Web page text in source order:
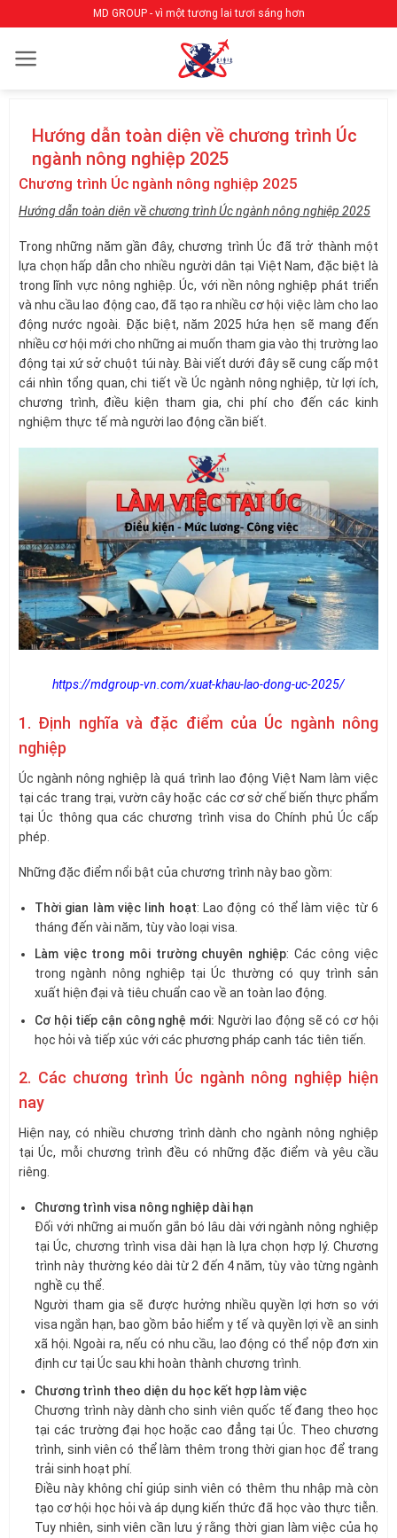
qua
nội
MD GROUP - vì một tương lai tươi sáng hơn
Hướng dẫn toàn diện về chương trình Úc
ngành nông nghiệp 2025
Chương trình Úc ngành nông nghiệp 2025
Hướng dẫn toàn diện về chương trình Úc ngành nông nghiệp 2025
Trong những năm gần đây, chương trình Úc đã trở thành một
lựa chọn hấp dẫn cho nhiều người dân tại Việt Nam, đặc biệt là
trong lĩnh vực nông nghiệp. Úc, với nền nông nghiệp phát triển
và nhu cầu lao động cao, đã tạo ra nhiều cơ hội việc làm cho lao
động nước ngoài. Đặc biệt, năm 2025 hứa hẹn sẽ mang đến
nhiều cơ hội mới cho những ai muốn tham gia vào thị trường lao
động tại xứ sở chuột túi này. Bài viết dưới đây sẽ cung cấp một
cái nhìn tổng quan, chi tiết về Úc ngành nông nghiệp, từ lợi ích,
chương trình, điều kiện tham gia, chi phí cho đến các kinh
nghiệm thực tế mà người lao động cần biết.
https://mdgroup-vn.com/xuat-khau-lao-dong-uc-2025/
1. Định nghĩa và đặc điểm của Úc ngành nông
nghiệp
Úc ngành nông nghiệp là quá trình lao động Việt Nam làm việc
tại các trang trại, vườn cây hoặc các cơ sở chế biến thực phẩm
tại Úc thông qua các chương trình visa do Chính phủ Úc cấp
phép.
Những đặc điểm nổi bật của chương trình này bao gồm:
Thời gian làm việc linh hoạt: Lao động có thể làm việc từ 6
tháng đến vài năm, tùy vào loại visa.
Làm việc trong môi trường chuyên nghiệp: Các công việc
trong ngành nông nghiệp tại Úc thường có quy trình sản
xuất hiện đại và tiêu chuẩn cao về an toàn lao động.
Cơ hội tiếp cận công nghệ mới: Người lao động sẽ có cơ hội
học hỏi và tiếp xúc với các phương pháp canh tác tiên tiến.
2. Các chương trình Úc ngành nông nghiệp hiện
nay
Hiện nay, có nhiều chương trình dành cho ngành nông nghiệp
tại Úc, mỗi chương trình đều có những đặc điểm và yêu cầu
riêng.
Chương trình visa nông nghiệp dài hạn
Đối với những ai muốn gắn bó lâu dài với ngành nông nghiệp
tại Úc, chương trình visa dài hạn là lựa chọn hợp lý. Chương
trình này thường kéo dài từ 2 đến 4 năm, tùy vào từng ngành
nghề cụ thể.
Người tham gia sẽ được hưởng nhiều quyền lợi hơn so với
visa ngắn hạn, bao gồm bảo hiểm y tế và quyền lợi về an sinh
xã hội. Ngoài ra, nếu có nhu cầu, lao động có thể nộp đơn xin
định cư tại Úc sau khi hoàn thành chương trình.
Chương trình theo diện du học kết hợp làm việc
Chương trình này dành cho sinh viên quốc tế đang theo học
tại các trường đại học hoặc cao đẳng tại Úc. Theo chương
trình, sinh viên có thể làm thêm trong thời gian học để trang
trải sinh hoạt phí.
Điều này không chỉ giúp sinh viên có thêm thu nhập mà còn
tạo cơ hội học hỏi và áp dụng kiến thức đã học vào thực tiễn.
Tuy nhiên, sinh viên cần lưu ý rằng thời gian làm việc của họ